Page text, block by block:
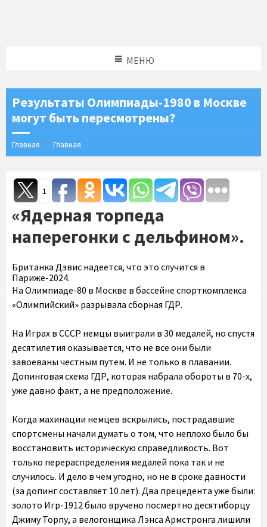
МЕНЮ
Результаты Олимпиады-1980 в Москве
могут быть пересмотрены?
Главная Главная
1
«Ядерная торпеда
наперегонки с дельфином».
Британка Дэвис надеется, что это случится в
Париже-2024.
На Олимпиаде-80 в Москве в бассейне спорткомплекса
«Олимпийский» разрывала сборная ГДР.
На Играх в СССР немцы выиграли в 30 медалей, но спустя
десятилетия оказывается, что не все они были
завоеваны честным путем. И не только в плавании.
Допинговая схема ГДР, которая набрала обороты в 70-х,
уже давно факт, а не предположение.
Когда махинации немцев вскрылись, пострадавшие
спортсмены начали думать о том, что неплохо было бы
восстановить историческую справедливость. Вот
только перераспределения медалей пока так и не
случилось. И дело в чем угодно, но не в сроке давности
(за допинг составляет 10 лет). Два прецедента уже были:
золото Игр-1912 было вручено посмертно десятиборцу
Джиму Торпу, а велогонщика Лэнса Армстронга лишили